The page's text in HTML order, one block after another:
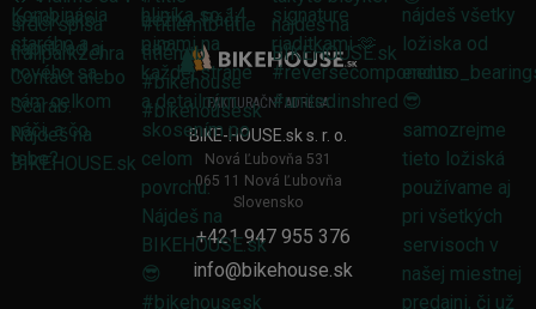
FAKTURAČNÍ ADRESA
BIKE-HOUSE.sk s. r. o.
Nová Ľubovňa 531
065 11 Nová Ľubovňa
Slovensko
+421 947 955 376
info@bikehouse.sk